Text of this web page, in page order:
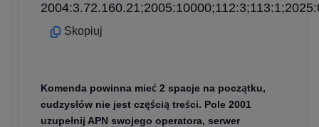
Skopiuj
Komenda powinna mieć 2 spacje na początku,
cudzysłów nie jest częścią treści. Pole 2001
uzupełnij APN swojego operatora, serwer